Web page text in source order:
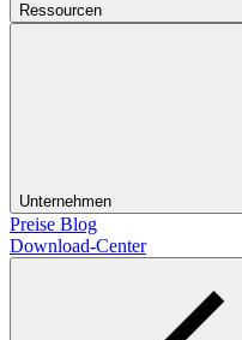
Ressourcen
Unternehmen
Preise Blog
Download-Center